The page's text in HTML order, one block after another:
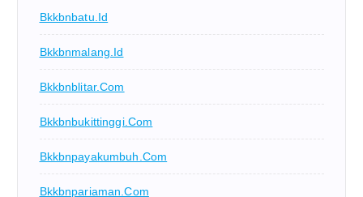
Bkkbnbatu.id
Bkkbnmalang.id
Bkkbnblitar.com
Bkkbnbukittinggi.com
Bkkbnpayakumbuh.com
Bkkbnpariaman.com